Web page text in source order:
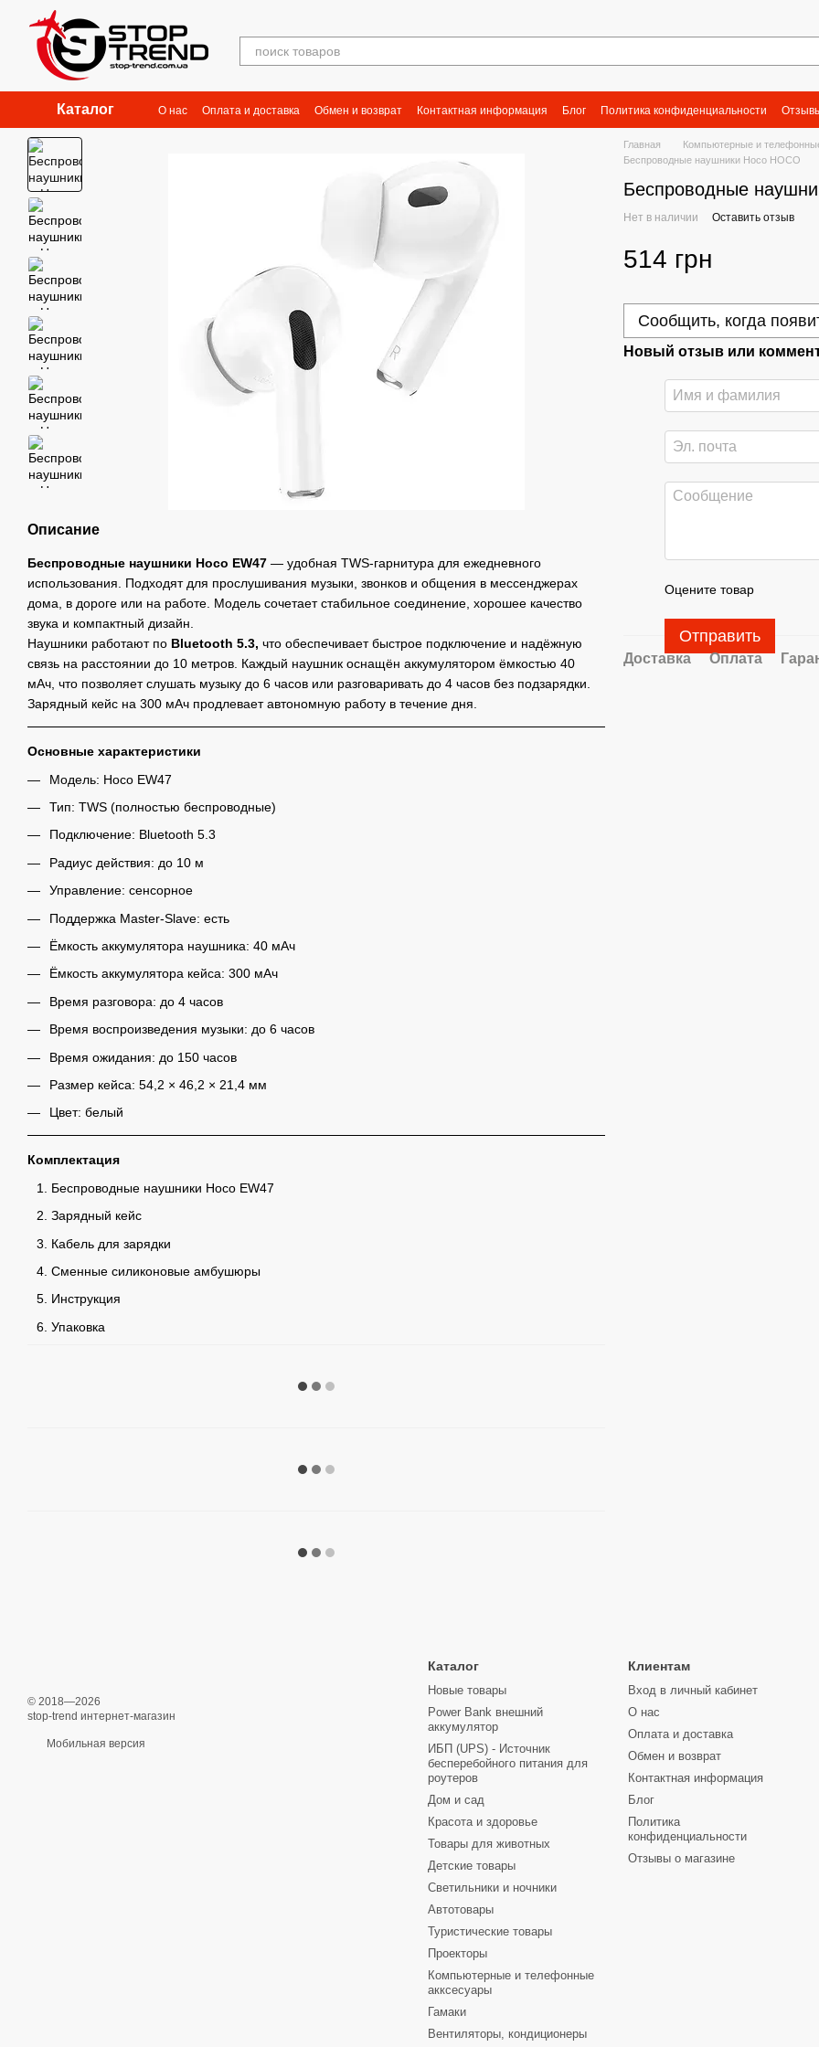
Перейти к основному контенту
Каталог О нас Оплата и доставка Обмен и возврат Контактная информация Блог Политика конфиденциальности
Описание
Беспроводные наушники Hoco EW47 — удобная TWS-гарнитура для ежедневного
использования. Подходят для прослушивания музыки, звонков и общения в мессенджерах
дома, в дороге или на работе. Модель сочетает стабильное соединение, хорошее качество
звука и компактный дизайн.
Наушники работают по Bluetooth 5.3, что обеспечивает быстрое подключение и надёжную
связь на расстоянии до 10 метров. Каждый наушник оснащён аккумулятором ёмкостью 40
мАч, что позволяет слушать музыку до 6 часов или разговаривать до 4 часов без подзарядки.
Зарядный кейс на 300 мАч продлевает автономную работу в течение дня.
Основные характеристики
Модель: Hoco EW47
Тип: TWS (полностью беспроводные)
Подключение: Bluetooth 5.3
Радиус действия: до 10 м
Управление: сенсорное
Поддержка Master-Slave: есть
Ёмкость аккумулятора наушника: 40 мАч
Ёмкость аккумулятора кейса: 300 мАч
Время разговора: до 4 часов
Время воспроизведения музыки: до 6 часов
Время ожидания: до 150 часов
Размер кейса: 54,2 × 46,2 × 21,4 мм
Цвет: белый
Комплектация
Беспроводные наушники Hoco EW47
Зарядный кейс
Кабель для зарядки
Сменные силиконовые амбушюры
Инструкция
Упаковка
Главная
Компьютерные и
Беспроводные наушники Hoco HOCO
Беспроводные
Нет в наличии Оставить отзыв
514 грн
Сообщить, когда
Новый отзыв или
Оцените товар
Отправить
Доставка Оплата
© 2018—2026
stop-trend интернет-магазин
Мобильная версия
Каталог
Новые товары
Power Bank внешний
аккумулятор
ИБП (UPS) - Источник
бесперебойного питания для
роутеров
Дом и сад
Красота и здоровье
Товары для животных
Детские товары
Светильники и ночники
Автотовары
Туристические товары
Проекторы
Компьютерные и телефонные
акксесуары
Гамаки
Вентиляторы, кондиционеры
Клиентам
Вход в личный кабинет
О нас
Оплата и доставка
Обмен и возврат
Контактная информация
Блог
Политика
конфиденциальности
Отзывы о магазине